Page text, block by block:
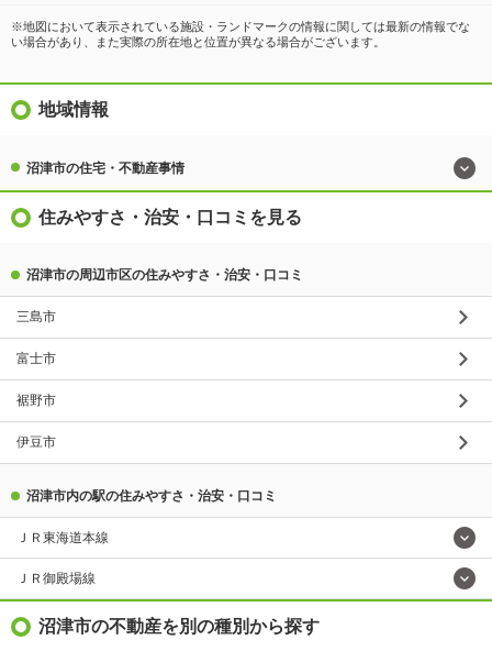
※地図において表示されている施設・ランドマークの情報に関しては最新の情報でな
い場合があり、また実際の所在地と位置が異なる場合がございます。
地域情報
沼津市の住宅・不動産事情
住みやすさ・治安・口コミを見る
沼津市の周辺市区の住みやすさ・治安・口コミ
三島市
富士市
裾野市
伊豆市
沼津市内の駅の住みやすさ・治安・口コミ
ＪＲ東海道本線
ＪＲ御殿場線
沼津市の不動産を別の種別から探す